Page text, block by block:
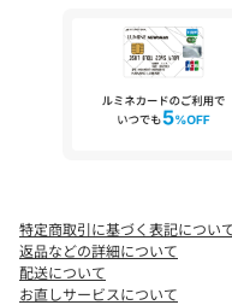
一枚で着映えするデザイン
まで幅広く活躍。
フラットシューズやサンダ
ん、パンプスを合わせれば
・裏地なし
※ベージュ（552）はやや透
特定商取引に基づく表記につい
返品などの詳細について
配送について
お直しサービスについて